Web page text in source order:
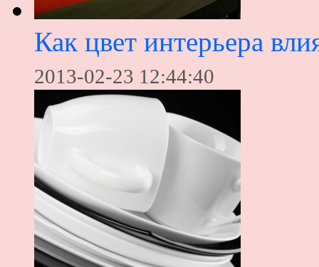
Как цвет интерьера
2013-02-23 12:44:40